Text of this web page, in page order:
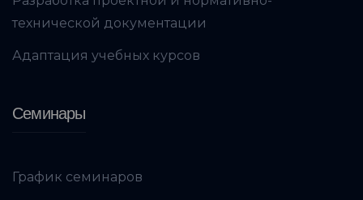
технической документации
Адаптация учебных курсов
Семинары
График семинаров